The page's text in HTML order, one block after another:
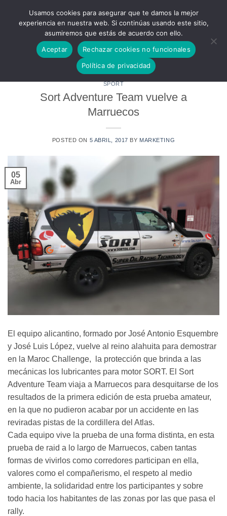
ENVÍO GRATUITO A TODA LA PENÍNSULA - CONSULTAR
ENVIOS A LAS ISLAS CANARIASDescartar
SPORT
Sort Adventure Team vuelve a
Marruecos
POSTED ON 5 ABRIL, 2017 BY MARKETING
05
Abr
El equipo alicantino, formado por José Antonio Esquembre
y José Luis López, vuelve al reino alahuita para demostrar
en la Maroc Challenge, la protección que brinda a las
mecánicas los lubricantes para motor SORT. El Sort
Adventure Team viaja a Marruecos para desquitarse de los
resultados de la primera edición de esta prueba amateur,
en la que no pudieron acabar por un accidente en las
reviradas pistas de la cordillera del Atlas.
Cada equipo vive la prueba de una forma distinta, en esta
prueba de raid a lo largo de Marruecos, caben tantas
formas de vivirlos como corredores participan en ella,
valores como el compañerismo, el respeto al medio
ambiente, la solidaridad entre los participantes y sobre
todo hacia los habitantes de las zonas por las que pasa el
rally.
Usamos cookies para asegurar que te damos la mejor
experiencia en nuestra web. Si continúas usando este sitio,
asumiremos que estás de acuerdo con ello.
Aceptar
Rechazar cookies no funcionales
Política de privacidad